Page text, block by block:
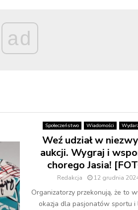
ad
Społeczeństwo Wiadomości
Weź udział w
aukcji. Wygraj i
chorego Jasia!
Redakcja 12 grudnia
Organizatorzy przekonują, że to
okazja dla pasjonatów sportu i